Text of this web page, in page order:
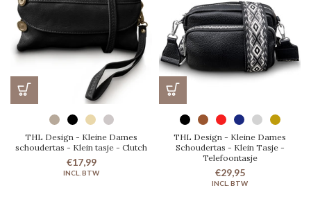
THL Design - Kleine Dames
schoudertas - Klein tasje - Clutch
€17,99
THL Design - Kleine Dames
Schoudertas - Klein Tasje -
Telefoontasje
€29,95